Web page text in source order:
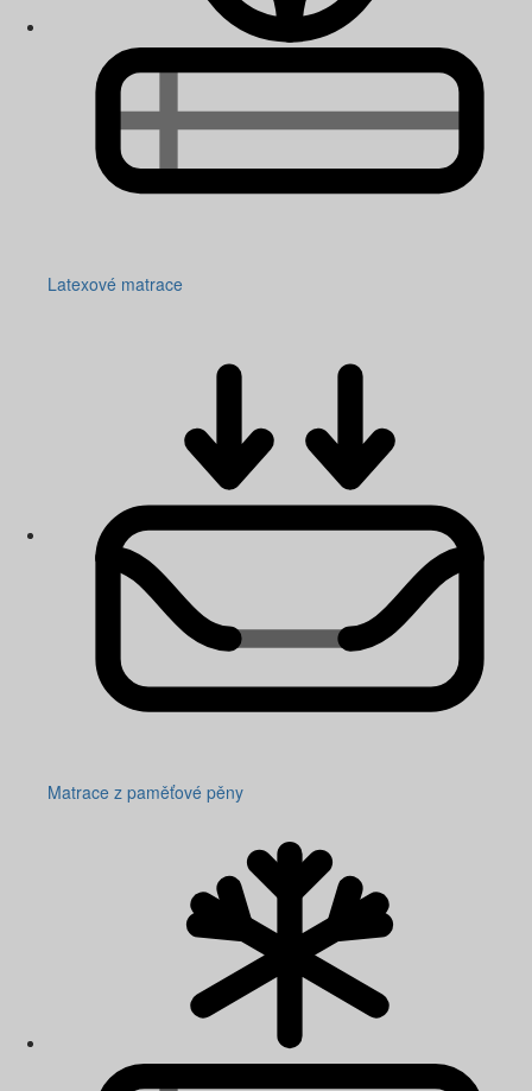
Latexové matrace
Matrace z paměťové pěny